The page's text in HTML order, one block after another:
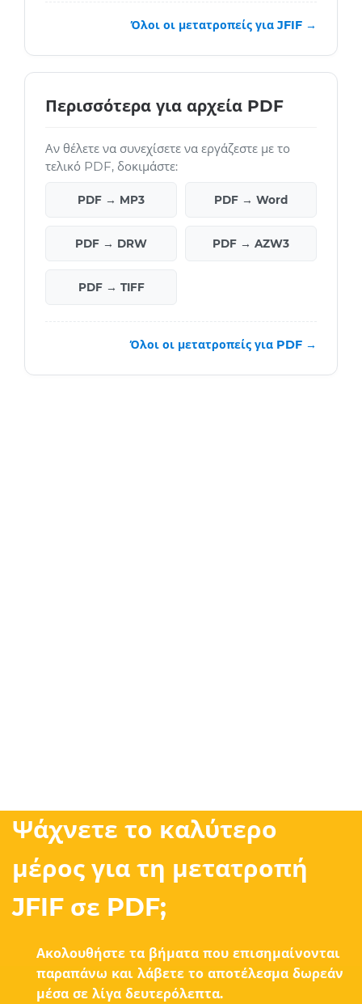
Όλοι οι μετατροπείς για JFIF →
Περισσότερα για αρχεία PDF
Αν θέλετε να συνεχίσετε να εργάζεστε με το
τελικό PDF, δοκιμάστε:
PDF → MP3 PDF → Word
PDF → DRW PDF → AZW3
PDF → TIFF
Όλοι οι μετατροπείς για PDF →
Ψάχνετε το καλύτερο
μέρος για τη μετατροπή
JFIF σε PDF;
Ακολουθήστε τα βήματα που επισημαίνονται
παραπάνω και λάβετε το αποτέλεσμα δωρεάν
μέσα σε λίγα δευτερόλεπτα.